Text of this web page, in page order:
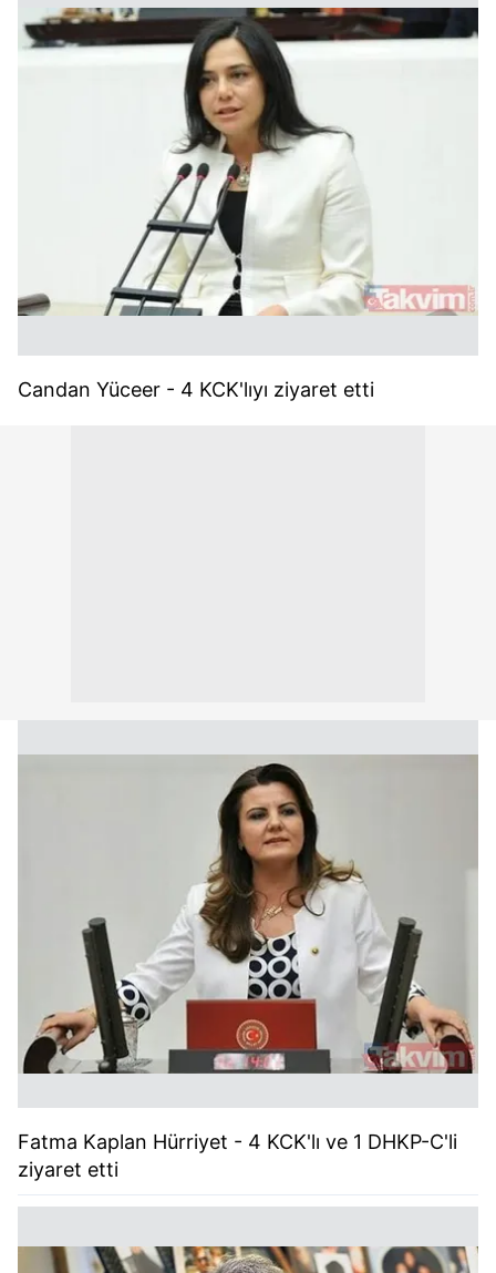
Candan Yüceer - 4 KCK'lıyı ziyaret etti
Fatma Kaplan Hürriyet - 4 KCK'lı ve 1 DHKP-C'li
ziyaret etti